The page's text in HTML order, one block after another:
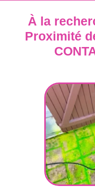
À la
Proximité